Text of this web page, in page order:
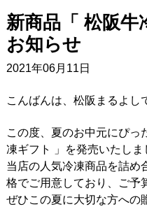
新商品「 松阪牛
お知らせ
2021年06月11日
こんばんは、松阪まるよし
この度、夏のお中元にぴっ
凍ギフト 」を発売いたしま
当店の人気冷凍商品を詰め
格でご用意しており、ご予
ぜひこの夏に大切な方への